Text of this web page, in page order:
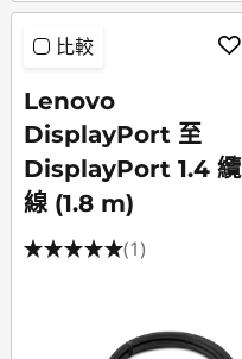
比較
Lenovo
DisplayPort 至
DisplayPort 1.4 纜
線 (1.8 m)
(1)